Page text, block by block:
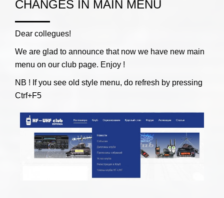
CHANGES IN MAIN MENU
Dear collegues!
We are glad to announce that now we have new main
menu on our club page. Enjoy !
NB ! If you see old style menu, do refresh by pressing
Ctrf+F5